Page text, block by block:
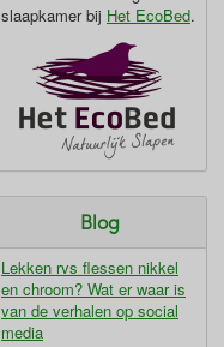
slaapkamer bij Het EcoBed.
Blog
Lekken rvs flessen nikkel
en chroom? Wat er waar is
van de verhalen op social
media